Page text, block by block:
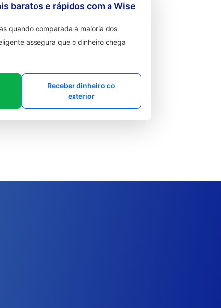
baratos e rápidos com a Wise
quando comparada à maioria dos
assegura que o dinheiro chega
Receber dinheiro do
exterior